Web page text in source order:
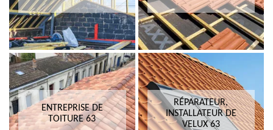
ENTREPRISE DE
TOITURE 63
RÉPARATEUR,
INSTALLATEUR DE
VELUX 63